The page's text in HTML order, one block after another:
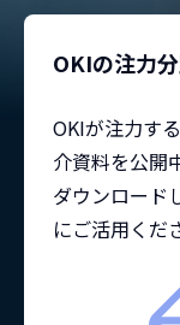
OKIの注力
OKIが注力す
介資料を公開
ダウンロード
にご活用くだ